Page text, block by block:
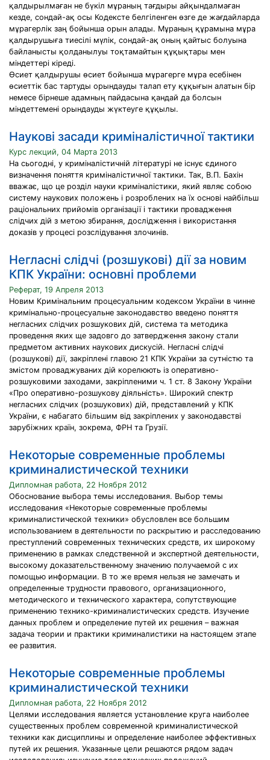
қалдырылмаған не бүкіл мұраның тағдыры айқындалмаған
кезде, сондай-ақ осы Кодексте белгіленген өзге де жағдайларда
мұрагерлік заң бойынша орын алады. Мұраның құрамына мұра
қалдырушыға тиесілі мүлік, сондай-ақ оның қайтыс болуына
байланысты қолданылуы тоқтамайтын құқықтары мен
міндеттері кіреді.
Өсиет қалдырушы өсиет бойынша мұрагерге мұра есебінен
өсиеттік бас тартуды орындауды талап ету құқығын алатын бір
немесе бірнеше адамның пайдасына қандай да болсын
міндеттемені орындауды жүктеуге құқылы.
Наукові засади криміналістичної тактики
Курс лекций, 04 Марта 2013
На сьогодні, у криміналістичній літературі не існує єдиного
визначення поняття криміналістичної тактики. Так, В.П. Бахін
вважає, що це розділ науки криміналістики, який являє собою
систему наукових положень і розроблених на їх основі найбільш
раціональних прийомів організації і тактики провадження
слідчих дій з метою збирання, дослідження і використання
доказів у процесі розслідування злочинів.
Негласні слідчі (розшукові) дії за новим
КПК України: основні проблеми
Реферат, 19 Апреля 2013
Новим Кримінальним процесуальним кодексом України в чинне
кримінально-процесуальне законодавство введено поняття
негласних слідчих розшукових дій, система та методика
проведення яких ще задовго до затвердження закону стали
предметом активних наукових дискусій. Негласні слідчі
(розшукові) дії, закріплені главою 21 КПК України за сутністю та
змістом проваджуваних дій корелюють із оперативно-
розшуковими заходами, закріпленими ч. 1 ст. 8 Закону України
«Про оперативно-розшукову діяльність». Широкий спектр
негласних слідчих (розшукових) дій, представлений у КПК
України, є набагато більшим від закріплених у законодавстві
зарубіжних країн, зокрема, ФРН та Грузії.
Некоторые современные проблемы
криминалистической техники
Дипломная работа, 22 Ноября 2012
Обоснование выбора темы исследования. Выбор темы
исследования «Некоторые современные проблемы
криминалистической техники» обусловлен все большим
использованием в деятельности по раскрытию и расследованию
преступлений современных технических средств, их широкому
применению в рамках следственной и экспертной деятельности,
высокому доказательственному значению получаемой с их
помощью информации. В то же время нельзя не замечать и
определенные трудности правового, организационного,
методического и технического характера, сопутствующие
применению технико-криминалистических средств. Изучение
данных проблем и определение путей их решения – важная
задача теории и практики криминалистики на настоящем этапе
ее развития.
Некоторые современные проблемы
криминалистической техники
Дипломная работа, 22 Ноября 2012
Целями исследования является установление круга наиболее
существенных проблем современной криминалистической
техники как дисциплины и определение наиболее эффективных
путей их решения. Указанные цели решаются рядом задач